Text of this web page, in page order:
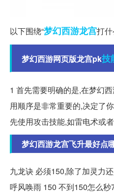
以下围绕“梦幻西游龙宫打
梦幻西游网页版龙宫pk技
1 首先需要明确的是,在梦幻
用顺序是非常重要的,决定了
先使用攻击技能,如雷电术或者
梦幻西游龙宫飞升最好点
九龙诀 必须150,除了加灵力
呼风唤雨 150 不到150怎么